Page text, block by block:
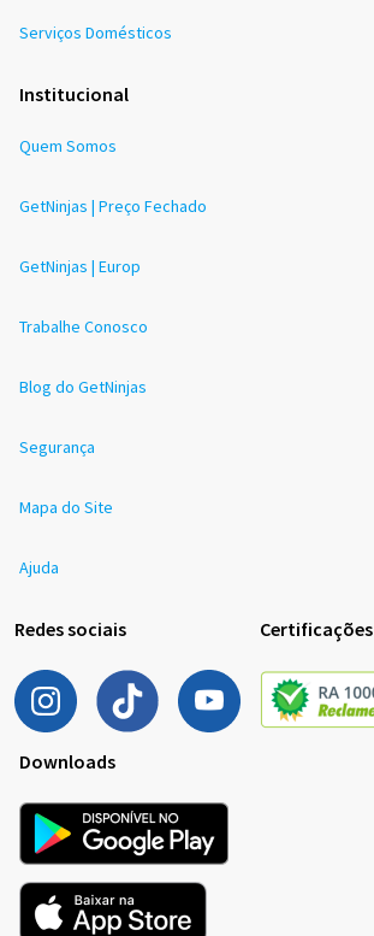
Serviços Domésticos
Institucional
Quem Somos
GetNinjas | Preço Fechado
GetNinjas | Europ
Trabalhe Conosco
Blog do GetNinjas
Segurança
Mapa do Site
Ajuda
Redes sociais Certificações
Downloads